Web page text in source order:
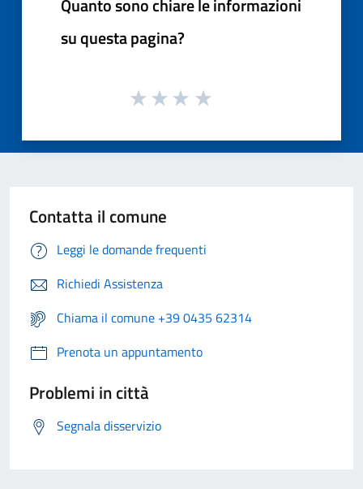
su questa pagina?
Contatta il comune
Leggi le domande frequenti
Richiedi Assistenza
Chiama il comune +39 0435 62314
Prenota un appuntamento
Problemi in città
Segnala disservizio